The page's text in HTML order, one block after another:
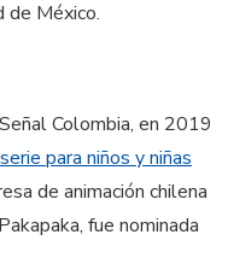
de México.
Colombia, en 2019
para niños y niñas
de animación chilena
fue nominada